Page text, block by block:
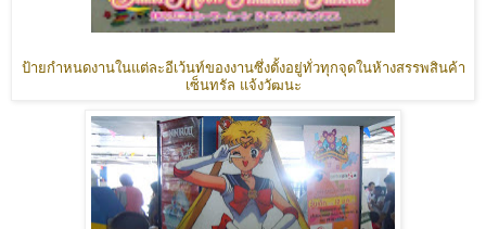
ป้ายกำหนดงานในแต่ละอีเว้นท์ของงานซึ่งตั้งอยู่ทั่วทุกจุดในห้างสรรพสินค้า
เซ็นทรัล แจ้งวัฒนะ